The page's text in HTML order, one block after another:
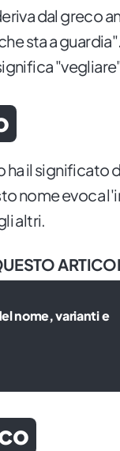
dal greco
sta a
il significato
nome evoca
altri.
nome, varianti e